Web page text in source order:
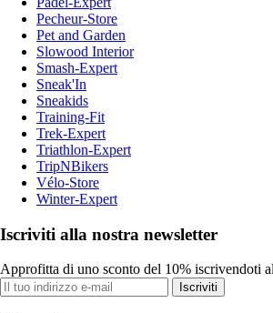
Pecheur-Store
Pet and Garden
Slowood Interior
Smash-Expert
Sneak'In
Sneakids
Training-Fit
Trek-Expert
Triathlon-Expert
TripNBikers
Vélo-Store
Winter-Expert
Iscriviti alla nostra newsletter
Approfitta di uno sconto del 10% iscrivendoti
Iscriviti